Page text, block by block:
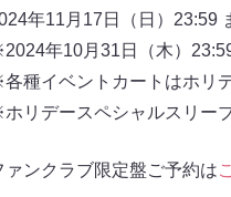
年11⽉17⽇（⽇）23:59
年10⽉31⽇（⽊）
種イベントカートはホリ
リデースペシャルスリー
ァンクラブ限定盤ご予約は